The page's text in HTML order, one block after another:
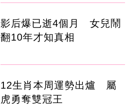
影后爆已逝4個月 女兒鬧
翻10年才知真相
12生肖本周運勢出爐 屬
虎勇奪雙冠王